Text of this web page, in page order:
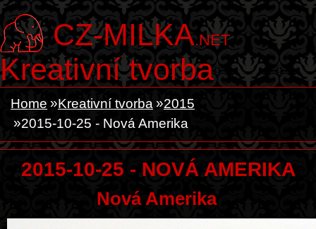
CZ-MILKA.NET
Kreativní tvorba
Home Kreativní tvorba
2015
2015-10-25 - Nová Amerika
2015-10-25 - NOVÁ AMERIKA
Nová Amerika